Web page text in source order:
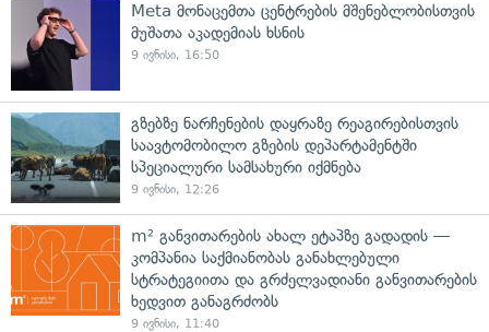
Meta მონაცემთა ცენტრების მშენებლობისთვის
მუშათა აკადემიას ხსნის
9 ივნისი, 16:50
გზებზე ნარჩენების დაყრაზე რეაგირებისთვის
საავტომობილო გზების დეპარტამენტში
სპეციალური სამსახური იქმნება
9 ივნისი, 12:26
m² განვითარების ახალ ეტაპზე გადადის —
კომპანია საქმიანობას განახლებული
სტრატეგიითა და გრძელვადიანი განვითარების
ხედვით განაგრძობს
9 ივნისი, 11:40